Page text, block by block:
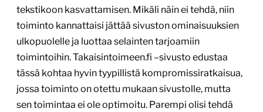
tekstikoon kasvattamisen. Mikäli näin ei tehdä, niin
toiminto kannattaisi jättää sivuston ominaisuuksien
ulkopuolelle ja luottaa selainten tarjoamiin
toimintoihin. Takaisintoimeen.fi –sivusto edustaa
tässä kohtaa hyvin tyypillistä kompromissiratkaisua,
jossa toiminto on otettu mukaan sivustolle, mutta
sen toimintaa ei ole optimoitu. Parempi olisi tehdä